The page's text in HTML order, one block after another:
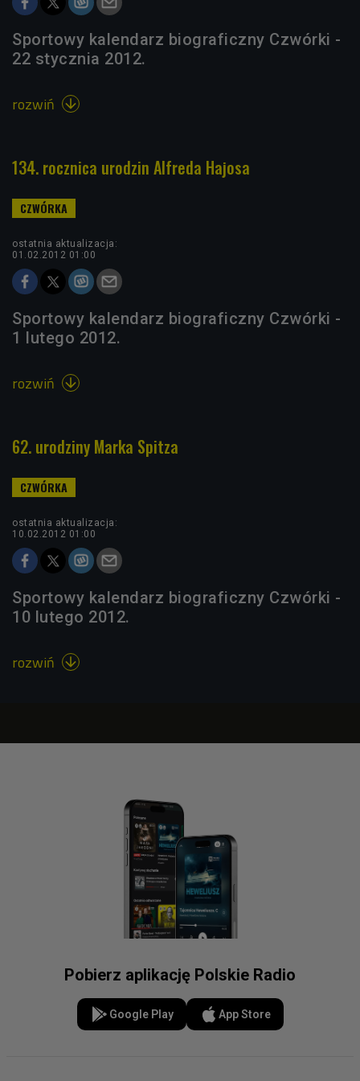
Sportowy kalendarz biograficzny Czwórki -
22 stycznia 2012.
rozwiń 
134. rocznica urodzin Alfreda Hajosa
ostatnia aktualizacja:
01.02.2012 01:00
Sportowy kalendarz biograficzny Czwórki -
1 lutego 2012.
rozwiń 
62. urodziny Marka Spitza
ostatnia aktualizacja:
10.02.2012 01:00
Sportowy kalendarz biograficzny Czwórki -
10 lutego 2012.
rozwiń 
Pobierz aplikację Polskie Radio
Google Play App Store